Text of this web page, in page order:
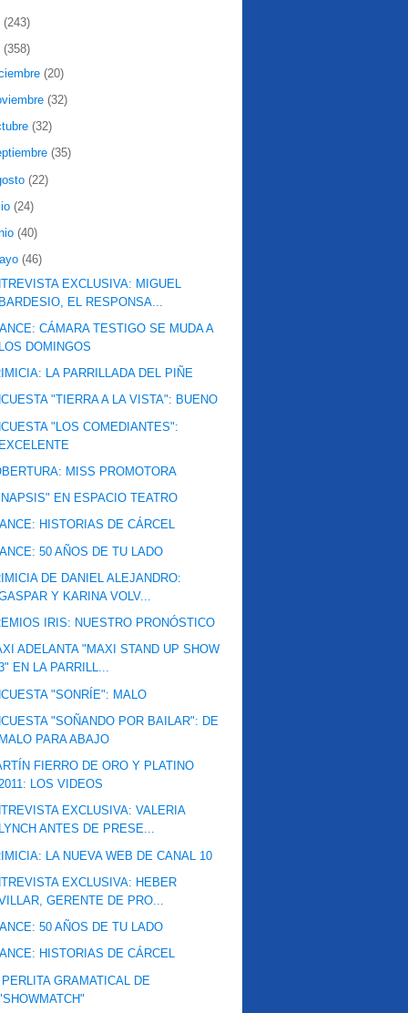
(243)
(358)
(20)
(32)
(32)
(35)
(22)
(24)
(40)
(46)
EXCLUSIVA: MIGUEL
EL RESPONSA...
CÁMARA TESTIGO SE MUDA A
DOMINGOS
LA PARRILLADA DEL PIÑE
"TIERRA A LA VISTA": BUENO
"LOS COMEDIANTES":
MISS PROMOTORA
EN ESPACIO TEATRO
HISTORIAS DE CÁRCEL
50 AÑOS DE TU LADO
DE DANIEL ALEJANDRO:
Y KARINA VOLV...
IRIS: NUESTRO PRONÓSTICO
ADELANTA "MAXI STAND UP SHOW
EN LA PARRILL...
"SONRÍE": MALO
"SOÑANDO POR BAILAR": DE
PARA ABAJO
FIERRO DE ORO Y PLATINO
LOS VIDEOS
EXCLUSIVA: VALERIA
ANTES DE PRESE...
LA NUEVA WEB DE CANAL 10
EXCLUSIVA: HEBER
GERENTE DE PRO...
50 AÑOS DE TU LADO
HISTORIAS DE CÁRCEL
PERLITA GRAMATICAL DE